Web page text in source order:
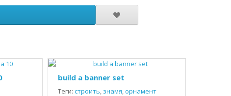
build a banner set
Теги: строить, знамя,орнамент